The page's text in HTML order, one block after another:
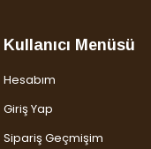
Kullanıcı Menüsü
Hesabım
Giriş Yap
Sipariş Geçmişim